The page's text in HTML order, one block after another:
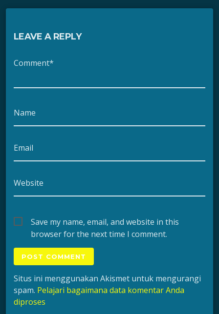
LEAVE A REPLY
Comment*
Name
Email
Website
Save my name, email, and website in this
browser for the next time I comment.
Situs ini menggunakan Akismet untuk mengurangi
spam. Pelajari bagaimana data komentar Anda
diproses